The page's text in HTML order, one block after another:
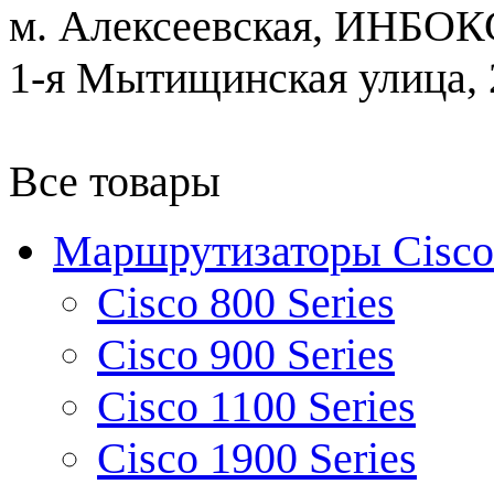
м. Алексеевская,
1-я Мытищинская улица,
Все товары
Маршрутизаторы Cisco
Cisco 800 Series
Cisco 900 Series
Cisco 1100 Series
Cisco 1900 Series